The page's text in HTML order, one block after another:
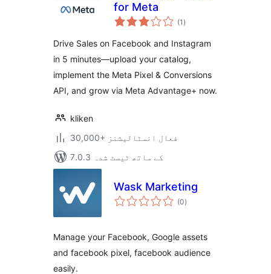
for Meta
(1 مجموعی
درجہ
)
Drive Sales on Facebook and Instagram
in 5 minutes—upload your catalog,
implement the Meta Pixel & Conversions
API, and grow via Meta Advantage+ now.
kliken
30,000+ فعال انسٹالیشنز
7.0.3 کے ساتھ ٹیسٹ شدہ
Wask Marketing
(0مجموعی
درجہ
)
Manage your Facebook, Google assets
and facebook pixel, facebook audience
easily.